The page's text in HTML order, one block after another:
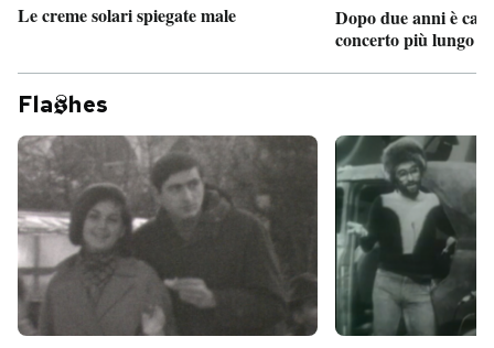
Le creme solari spiegate male
Dopo due anni è
concerto più lungo
Fla hes